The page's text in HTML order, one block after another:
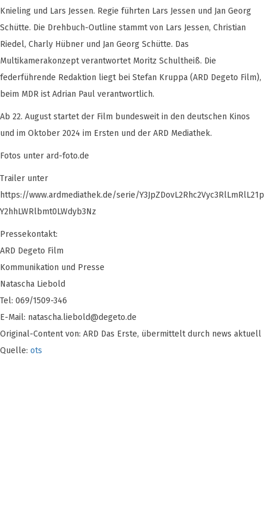
Knieling und Lars Jessen. Regie führten Lars Jessen und Jan Georg
Schütte. Die Drehbuch-Outline stammt von Lars Jessen, Christian
Riedel, Charly Hübner und Jan Georg Schütte. Das
Multikamerakonzept verantwortet Moritz Schultheiß. Die
federführende Redaktion liegt bei Stefan Kruppa (ARD Degeto Film),
beim MDR ist Adrian Paul verantwortlich.
Ab 22. August startet der Film bundesweit in den deutschen Kinos
und im Oktober 2024 im Ersten und der ARD Mediathek.
Fotos unter ard-foto.de
Trailer unter
https://www.ardmediathek.de/serie/Y3JpZDovL2Rhc2Vyc3RlLmRlL21p
Y2hhLWRlbmt0LWdyb3Nz
Pressekontakt:
ARD Degeto Film
Kommunikation und Presse
Natascha Liebold
Tel: 069/1509-346
E-Mail: natascha.liebold@degeto.de
Original-Content von: ARD Das Erste, übermittelt durch news aktuell
Quelle: ots